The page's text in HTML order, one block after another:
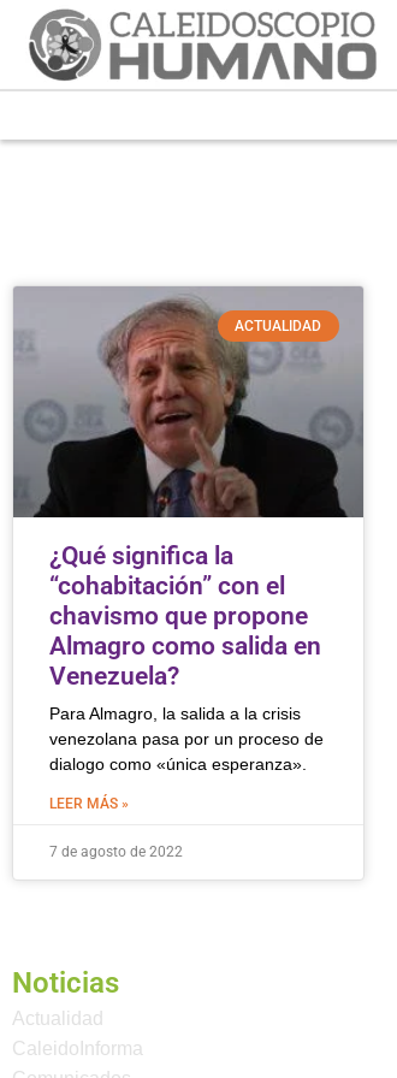
ACTUALIDAD
¿Qué significa la
“cohabitación” con el
chavismo que propone
Almagro como salida en
Venezuela?
Para Almagro, la salida a la crisis
venezolana pasa por un proceso de
dialogo como «única esperanza».
LEER MÁS »
7 de agosto de 2022
Noticias
Actualidad
CaleidoInforma